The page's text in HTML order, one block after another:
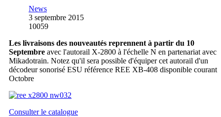
News
3 septembre 2015
10059
Les livraisons des nouveautés reprennent à partir du 10
Septembre avec l'autorail X-2800 à l'échelle N en partenariat avec
Mikadotrain. Notez qu'il sera possible d'équiper cet autorail d'un
décodeur sonorisé ESU référence REE XB-408 disponible courant
Octobre
Consulter le catalogue